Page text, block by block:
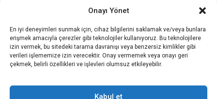
Onayı Yönet
En iyi deneyimleri sunmak için, cihaz bilgilerini saklamak ve/veya bunlara
erişmek amacıyla çerezler gibi teknolojiler kullanıyoruz. Bu teknolojilere
izin vermek, bu sitedeki tarama davranışı veya benzersiz kimlikler gibi
verileri işlememize izin verecektir. Onay vermemek veya onayı geri
çekmek, belirli özellikleri ve işlevleri olumsuz etkileyebilir.
Kabul et
Gold üyelik nedir
Kariyer